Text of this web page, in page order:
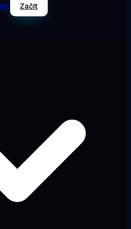
Začít